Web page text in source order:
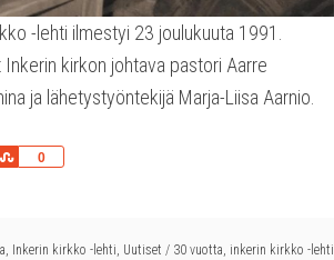
-lehti ilmestyi 23 joulukuuta 1991.
kirkon johtava pastori Aarre
ja lähetystyöntekijä Marja-Liisa Aarnio.
0
Share
, Inkerin kirkko -lehti, Uutiset / 30 vuotta, inkerin kirkko -lehti